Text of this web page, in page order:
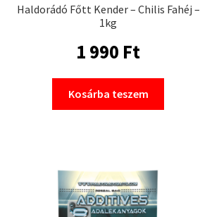
Haldorádó Főtt Kender – Chilis Fahéj –
1kg
1 990 Ft
Kosárba teszem